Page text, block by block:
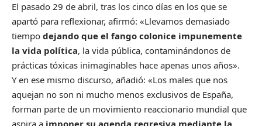
El pasado 29 de abril, tras los cinco días en los que se
apartó para reflexionar, afirmó: «Llevamos demasiado
tiempo dejando que el fango colonice impunemente
la vida política, la vida pública, contaminándonos de
prácticas tóxicas inimaginables hace apenas unos años».
Y en ese mismo discurso, añadió: «Los males que nos
aquejan no son ni mucho menos exclusivos de España,
forman parte de un movimiento reaccionario mundial que
aspira a imponer su agenda regresiva mediante la